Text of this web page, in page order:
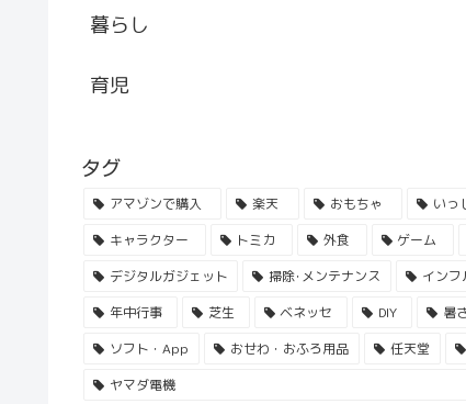
暮らし
育児
タグ
アマゾンで購入 楽天 おもちゃ いっ
キャラクター
トミカ 外食 ゲーム
デジタルガジェット
掃除･メンテナンス インフ
年中行事
芝生 ベネッセ DIY 暑
ソフト・App
おせわ・おふろ用品 任天堂
ヤマダ電機